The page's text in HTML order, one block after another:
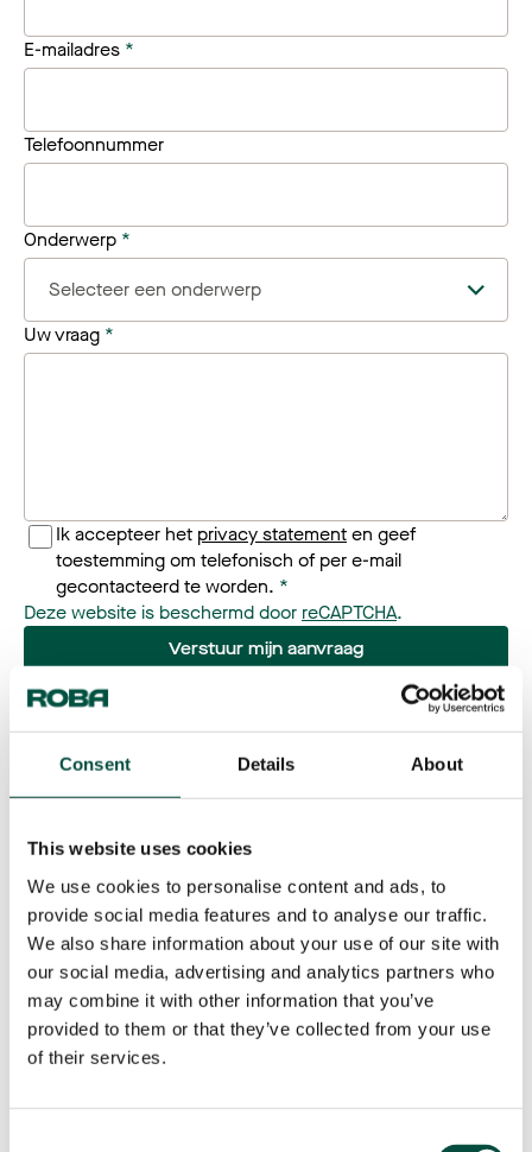
Consent Details About
This website uses cookies
We use cookies to personalise content and ads, to
provide social media features and to analyse our traffic.
We also share information about your use of our site with
our social media, advertising and analytics partners who
may combine it with other information that you’ve
provided to them or that they’ve collected from your use
of their services.
E-mailadres *
Telefoonnummer
Onderwerp *
Uw vraag *
Ik accepteer het privacy statementen geef
toestemming om telefonisch of per e-mail
gecontacteerd te worden. *
Deze website is beschermd door reCAPTCHA.
Verstuur mijn aanvraag
Contactgegevens
info@robametals.com
Bezoekadres
Zomerdijk 27-33
3402 MJ IJsselstein
Nederland
Postbus 36